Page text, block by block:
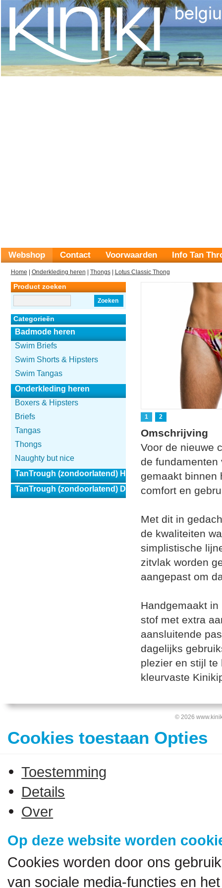
Webshop Contact Voorwaarden Info Tan
Home Onderkleding heren Thongs| Lotus Classic Thong
Product zoeken
Zoeken
Categorieën
Badmode heren
Swim Briefs
Swim Shorts & Hipsters
Swim Tangas
Onderkleding heren
Boxers & Hipsters
Briefs
Tangas
Thongs
Naughty but nice
TanTrough (zondoorlatend) Heren
TanTrough (zondoorlatend) Dames
1 2
Omschrijving
Voor de nieuwe
de fundamenten
gemaakt binnen
comfort en
Met dit in
de kwaliteiten
simplistische
zitvlak worden
aangepast om
Handgemaakt
stof met extra
aansluitende
dagelijks
plezier en stijl te
kleurvaste
© 2026
Cookies toestaan Opties
Toestemming
Details
Over
Op deze website worden
Cookies worden door ons
van sociale media-functies en